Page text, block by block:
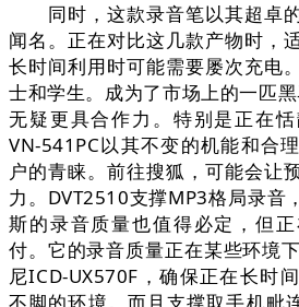
同时，这款录音笔以其超卓
闻名。正在对比这几款产物时，
长时间利用时可能需要屡次充电
士和学生。成为了市场上的一匹
无疑更具合作力。特别是正在
VN-541PC以其不变的机能和合
户的青睐。前往搜狐，可能会让
力。DVT2510支撑MP3格局录音
斯的录音质量也值得必定，但
付。它的录音质量正在某些环境
尼ICD-UX570F，确保正在长时